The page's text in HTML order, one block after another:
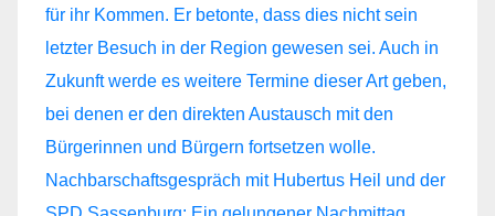
Nachbarschaftsgespräch mit Hubertus Heil und der